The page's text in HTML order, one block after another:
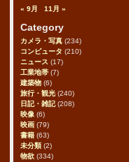
« 9月
11月 »
Category
カメラ・写真 (234)
コンピュータ (210)
ニュース (17)
工業地帯 (7)
建築物 (6)
旅行・観光 (240)
日記・雑記(208)
映像 (6)
映画 (79)
書籍 (63)
未分類 (2)
物欲 (334)